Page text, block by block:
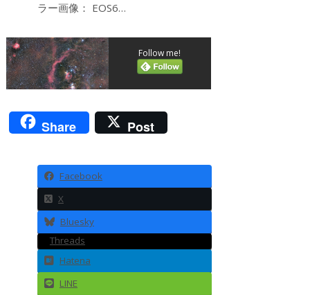
ラー画像： EOS6…
Follow me!
Share Post
Facebook
X
Bluesky
Threads
Hatena
LINE